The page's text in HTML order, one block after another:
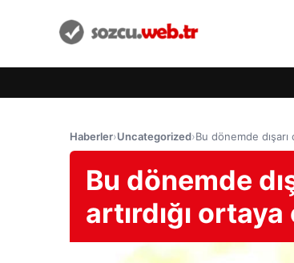
Haberler›Uncategorized›Bu dönemde dışarı
Bu dönemde
artırdığı ortaya